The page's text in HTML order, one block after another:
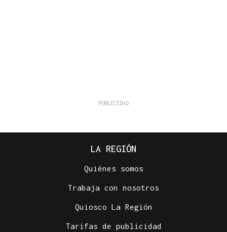
LA REGIÓN
Quiénes somos
Trabaja con nosotros
Quiosco La Región
Tarifas de publicidad